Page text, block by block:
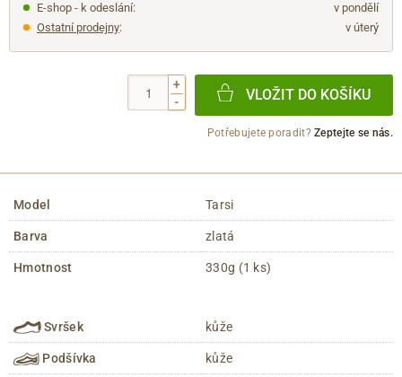
E-shop - k odeslání:
v pondělí
Ostatní prodejny: v úterý
+
-
VLOŽIT DO KOŠÍKU
Potřebujete poradit?Zeptejte se nás.
Model Tarsi
Barva zlatá
Hmotnost 330g (1 ks)
Svršek kůže
Podšívka kůže